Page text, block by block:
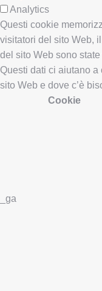
Analytics
Questi cookie
visitatori del sito Web,
del sito Web sono
Questi dati ci aiutano a
sito Web e dove c’è
Cookie
_ga